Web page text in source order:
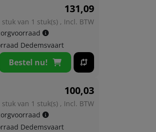
131,09
van 1 stuk(s) , Incl. BTW
Dedemsvaart
Bestel nu!
100,03
van 1 stuk(s) , Incl. BTW
Dedemsvaart